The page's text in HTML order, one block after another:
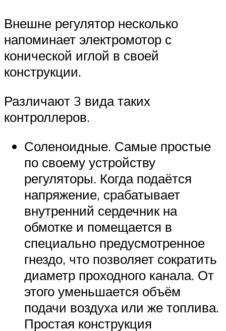
Внешне регулятор несколько
напоминает электромотор с
конической иглой в своей
конструкции.
Различают 3 вида таких
контроллеров.
Соленоидные. Самые простые
по своему устройству
регуляторы. Когда подаётся
напряжение, срабатывает
внутренний сердечник на
обмотке и помещается в
специально предусмотренное
гнездо, что позволяет сократить
диаметр проходного канала. От
этого уменьшается объём
подачи воздуха или же топлива.
Простая конструкция